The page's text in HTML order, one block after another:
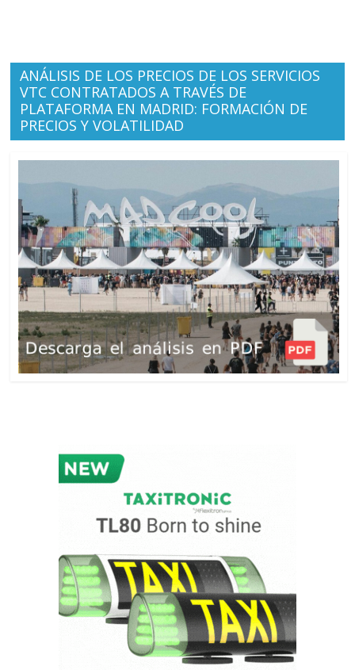
ANÁLISIS DE LOS PRECIOS DE LOS SERVICIOS
VTC CONTRATADOS A TRAVÉS DE
PLATAFORMA EN MADRID: FORMACIÓN DE
PRECIOS Y VOLATILIDAD